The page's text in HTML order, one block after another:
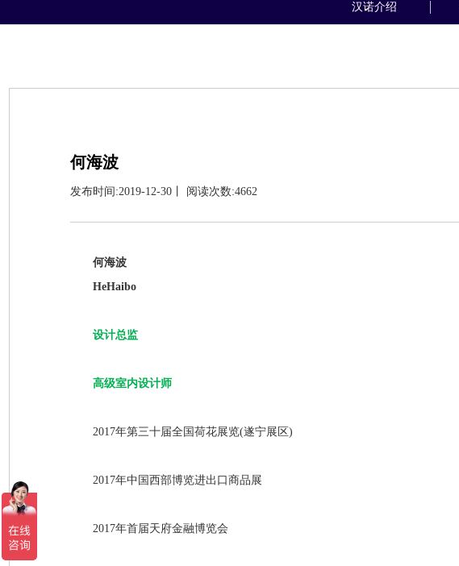
汉诺介绍
何海波
发布时间:2019-12-30丨 阅读次数:4662
何海波
HeHaibo
设计总监
高级室内设计师
2017年第三十届全国荷花展览(遂宁展区)
2017年中国西部博览进出口商品展
2017年首届天府金融博览会